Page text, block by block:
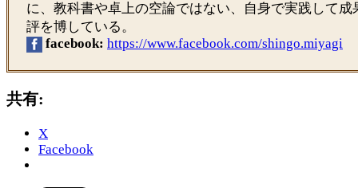
に、教科書や卓上の空論ではない、自身で実践して
評を博している。
facebook: https://www.facebook.com/shingo.miyagi
共有:
X
Facebook